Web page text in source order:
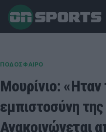
ΠΟΔΟΣΦΑΙΡΟ
Μουρίνιο: «Ηταν
εμπιστοσύνη
Ανακοινώνεται